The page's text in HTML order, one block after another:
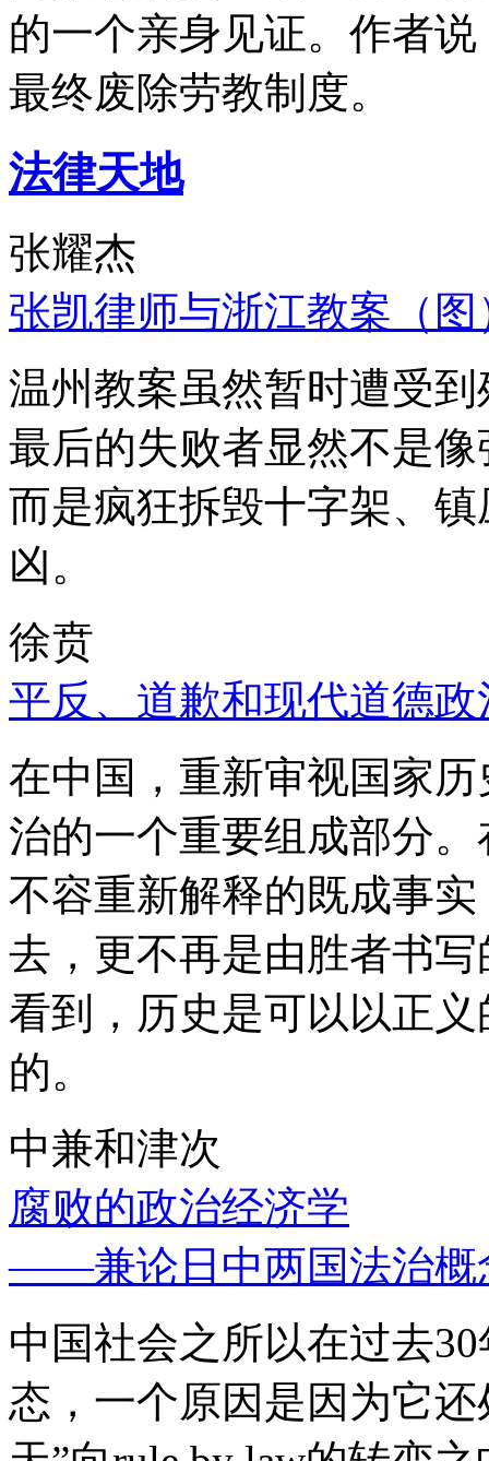
的一个亲身见证。作者
最终废除劳教制度。
法律天地
张耀杰
张凯律师与浙江教案（图
温州教案虽然暂时遭受
最后的失败者显然不是
而是疯狂拆毁十字架、
凶。
徐贲
平反、道歉和现代道德政
在中国，重新审视国家
治的一个重要组成部分
不容重新解释的既成事
去，更不再是由胜者书
看到，历史是可以以正
的。
中兼和津次
腐败的政治经济学
——兼论日中两国法治概
中国社会之所以在过去
态，一个原因是因为它